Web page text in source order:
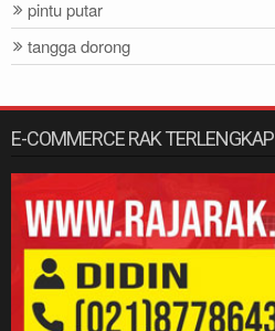
pintu putar
tangga dorong
E-COMMERCE RAK TERLENGKAP